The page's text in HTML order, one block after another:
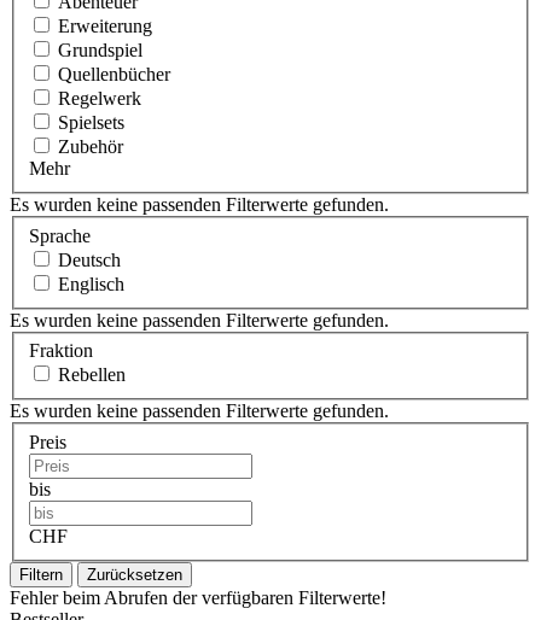
Erweiterung
Grundspiel
Quellenbücher
Regelwerk
Spielsets
Zubehör
Mehr
Es wurden keine passenden Filterwerte gefunden.
Sprache
Deutsch
Englisch
Es wurden keine passenden Filterwerte gefunden.
Fraktion
Rebellen
Es wurden keine passenden Filterwerte gefunden.
Preis
bis
CHF
Filtern Zurücksetzen
Fehler beim Abrufen der verfügbaren Filterwerte!